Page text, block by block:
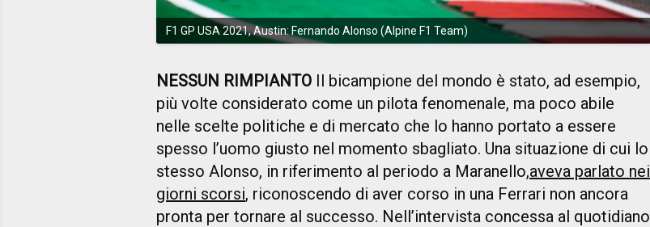
F1 GP USA 2021, Austin: Fernando Alonso (Alpine F1 Team)
NESSUN RIMPIANTO Il bicampione del mondo è stato, ad esempio,
più volte considerato come un pilota fenomenale, ma poco abile
nelle scelte politiche e di mercato che lo hanno portato a essere
spesso l’uomo giusto nel momento sbagliato. Una situazione di cui lo
stesso Alonso, in riferimento al periodo a Maranello,aveva parlato nei
giorni scorsi, riconoscendo di aver corso in una Ferrari non ancora
pronta per tornare al successo. Nell’intervista concessa al quotidiano